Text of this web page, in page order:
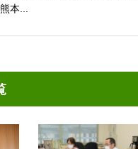
本...